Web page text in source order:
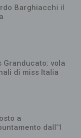
Barghiacchi il
Granducato: vola
di miss Italia
a
dall’1